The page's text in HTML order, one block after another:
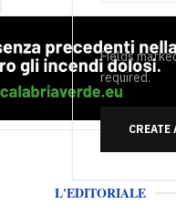
Fields
required.
CREATE
L'EDITORIALE